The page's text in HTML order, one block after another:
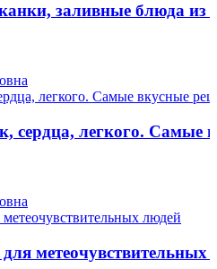
заливные блюда
сердца, легкого. Самые
метеочувствительных